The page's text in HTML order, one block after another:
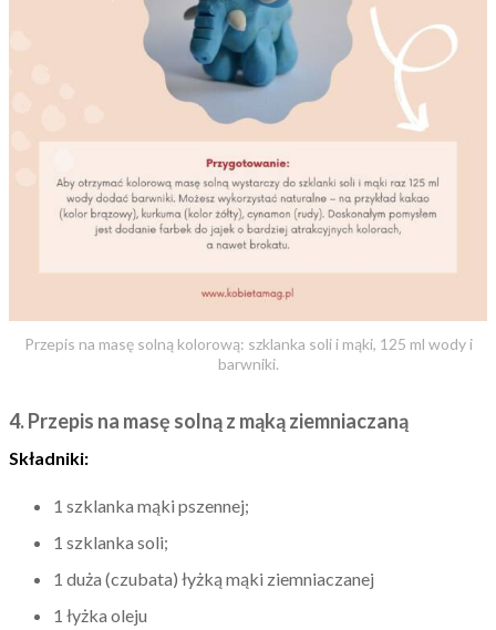
Przepis na masę solną kolorową: szklanka soli i mąki, 125 ml wody i
barwniki.
4. Przepis na masę solną z mąką ziemniaczaną
Składniki:
1 szklanka mąki pszennej;
1 szklanka soli;
1 duża (czubata) łyżką mąki ziemniaczanej
1 łyżka oleju